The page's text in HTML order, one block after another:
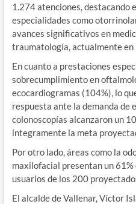
1.274 atenciones, destacando
especialidades como
avances significativos en
traumatología, actualmente en
En cuanto a prestaciones
sobrecumplimiento en
ecocardiogramas (104%), lo
respuesta ante la demanda de
colonoscopías alcanzaron un
íntegramente la meta
Por otro lado, áreas como la
maxilofacial presentan un 61%
usuarios de los 200
El alcalde de Vallenar, Víctor